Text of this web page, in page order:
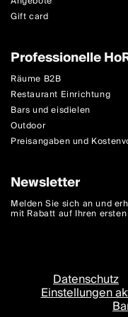
Gift card
Professionelle
Räume B2B
Restaurant Einrichtung
Bars und eisdielen
Outdoor
Preisangaben und
Newsletter
Melden Sie sich an und
mit Rabatt auf Ihren
Datenschutz
Einstellungen